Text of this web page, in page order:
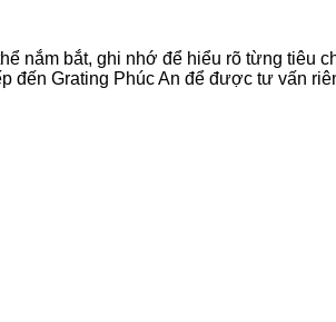
nắm bắt, ghi nhớ để hiểu rõ từng tiêu
đến Grating Phúc An để được tư vấn